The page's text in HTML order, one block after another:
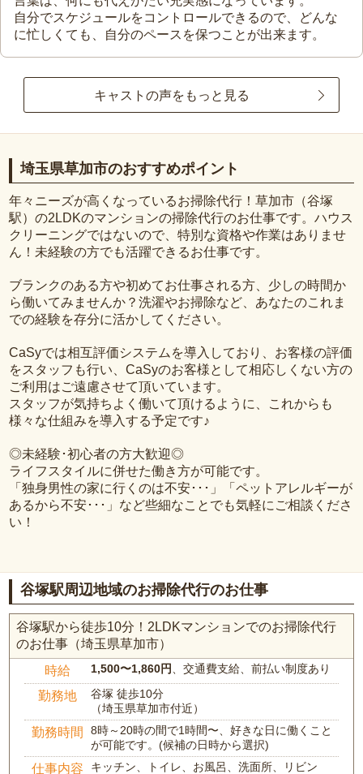
自分でスケジュールをコントロールできるので、どんな
に忙しくても、自分のペースを保つことが出来ます。
キャストの声をもっと見る
埼玉県草加市のおすすめポイント
年々ニーズが高くなっているお掃除代行！草加市（谷塚
駅）の2LDKのマンションの掃除代行のお仕事です。ハウス
クリーニングではないので、特別な資格や作業はありませ
ん！未経験の方でも活躍できるお仕事です。
ブランクのある方や初めてお仕事される方、少しの時間か
ら働いてみませんか？洗濯やお掃除など、あなたのこれま
での経験を存分に活かしてください。
CaSyでは相互評価システムを導入しており、お客様の評価
をスタッフも行い、CaSyのお客様として相応しくない方の
ご利用はご遠慮させて頂いています。
スタッフが気持ちよく働いて頂けるように、これからも
様々な仕組みを導入する予定です♪
◎未経験･初心者の方大歓迎◎
ライフスタイルに併せた働き方が可能です。
「独身男性の家に行くのは不安･･･」「ペットアレルギーが
あるから不安･･･」など些細なことでも気軽にご相談くださ
い！
谷塚駅周辺地域のお掃除代行のお仕事
谷塚駅から徒歩10分！2LDKマンションでのお掃除代行
のお仕事（埼玉県草加市）
時給 1,500〜1,860円、交通費支給、前払い制度あり
勤務地
谷塚 徒歩10分
（埼玉県草加市付近）
勤務時間
8時～20時の間で1時間〜、好きな日に働くこと
が可能です。(候補の日時から選択)
仕事内容 キッチン、トイレ、お風呂、洗面所、リビン